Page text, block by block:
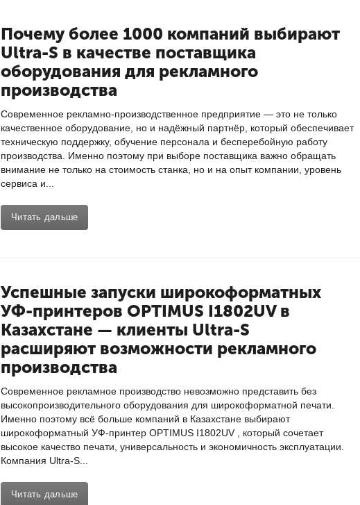
Почему более 1000 компаний выбирают
Ultra-S в качестве поставщика
оборудования для рекламного
производства
Современное рекламно-производственное предприятие — это не только
качественное оборудование, но и надёжный партнёр, который обеспечивает
техническую поддержку, обучение персонала и бесперебойную работу
производства. Именно поэтому при выборе поставщика важно обращать
внимание не только на стоимость станка, но и на опыт компании, уровень
сервиса и...
Читать дальше
Успешные запуски широкоформатных
УФ-принтеров OPTIMUS I1802UV в
Казахстане — клиенты Ultra-S
расширяют возможности рекламного
производства
Современное рекламное производство невозможно представить без
высокопроизводительного оборудования для широкоформатной печати.
Именно поэтому всё больше компаний в Казахстане выбирают
широкоформатный УФ-принтер OPTIMUS I1802UV , который сочетает
высокое качество печати, универсальность и экономичность эксплуатации.
Компания Ultra-S...
Читать дальше